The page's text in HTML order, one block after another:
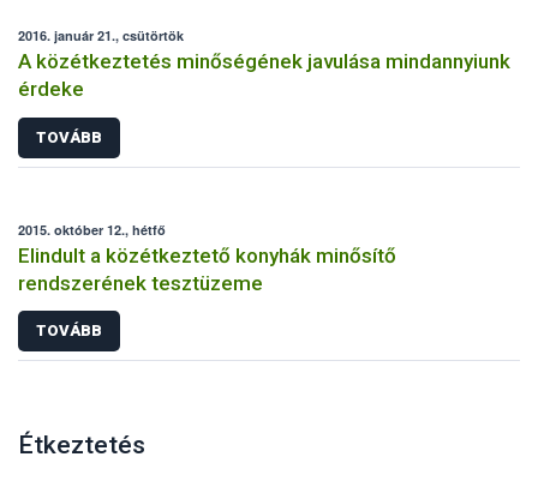
2016. január 21., csütörtök
A közétkeztetés minőségének javulása mindannyiunk
érdeke
TOVÁBB
2015. október 12., hétfő
Elindult a közétkeztető konyhák minősítő
rendszerének tesztüzeme
TOVÁBB
Étkeztetés